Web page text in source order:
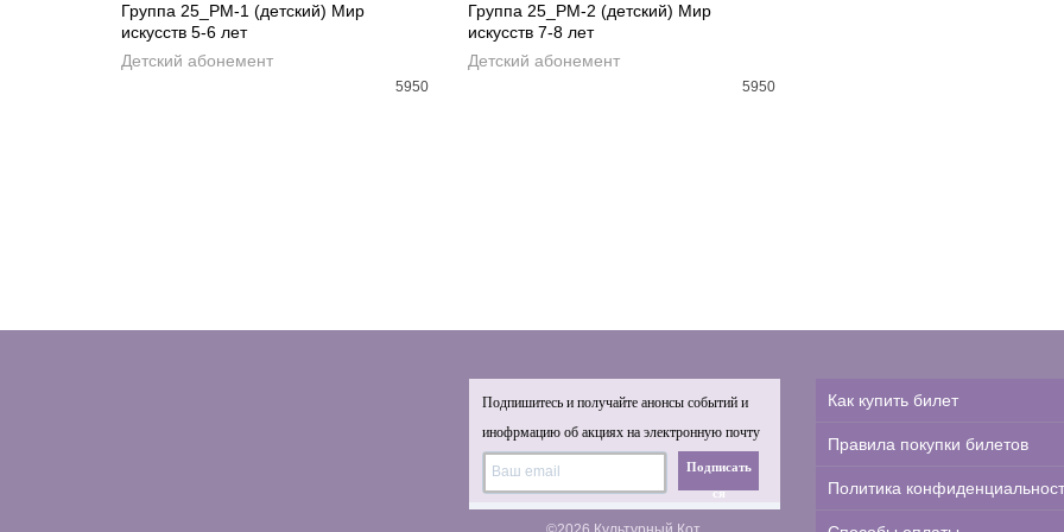
Группа 25_РМ-1 (детский) Мир
искусств 5-6 лет
Детский абонемент
5950
Группа 25_РМ-2 (детский) Мир
искусств 7-8 лет
Детский абонемент
5950
Подпишитесь и получайте анонсы событий и
инофрмацию об акциях на электронную почту
Подписать
ся
Как купить билет
Правила покупки билетов
Политика